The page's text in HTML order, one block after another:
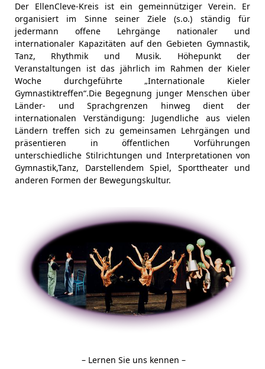
Der EllenCleve-Kreis ist ein gemeinnütziger Verein. Er
organisiert im Sinne seiner Ziele (s.o.) ständig für
jedermann offene Lehrgänge nationaler und
internationaler Kapazitäten auf den Gebieten Gymnastik,
Tanz, Rhythmik und Musik. Höhepunkt der
Veranstaltungen ist das jährlich im Rahmen der Kieler
Woche durchgeführte „Internationale Kieler
Gymnastiktreffen“.Die Begegnung junger Menschen über
Länder- und Sprachgrenzen hinweg dient der
internationalen Verständigung: Jugendliche aus vielen
Ländern treffen sich zu gemeinsamen Lehrgängen und
präsentieren in öffentlichen Vorführungen
unterschiedliche Stilrichtungen und Interpretationen von
Gymnastik,Tanz, Darstellendem Spiel, Sporttheater und
anderen Formen der Bewegungskultur.
– Lernen Sie uns kennen –